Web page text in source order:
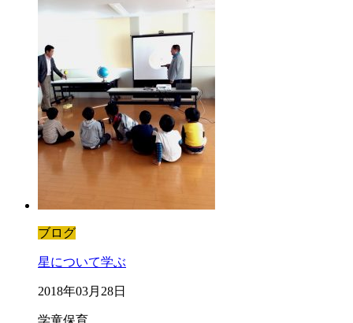
ブログ
星について学ぶ
2018年03月28日
学童保育